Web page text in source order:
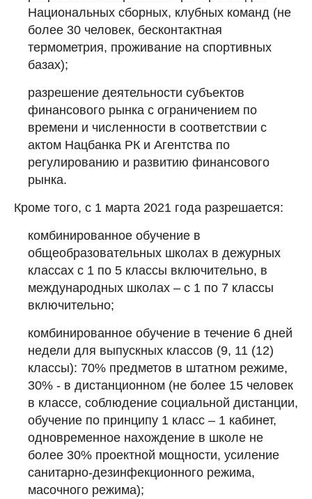
Национальных сборных, клубных команд (не
более 30 человек, бесконтактная
термометрия, проживание на спортивных
базах);
разрешение деятельности субъектов
финансового рынка с ограничением по
времени и численности в соответствии с
актом Нацбанка РК и Агентства по
регулированию и развитию финансового
рынка.
Кроме того, с 1 марта 2021 года разрешается:
комбинированное обучение в
общеобразовательных школах в дежурных
классах с 1 по 5 классы включительно, в
международных школах – с 1 по 7 классы
включительно;
комбинированное обучение в течение 6 дней
недели для выпускных классов (9, 11 (12)
классы): 70% предметов в штатном режиме,
30% - в дистанционном (не более 15 человек
в классе, соблюдение социальной дистанции,
обучение по принципу 1 класс – 1 кабинет,
одновременное нахождение в школе не
более 30% проектной мощности, усиление
санитарно-дезинфекционного режима,
масочного режима);